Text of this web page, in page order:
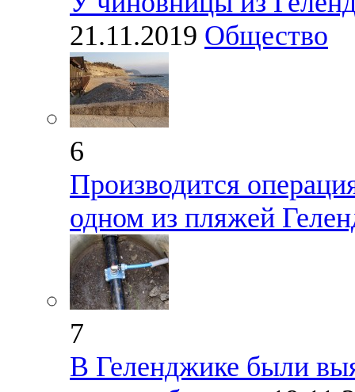
21.11.2019 Общество
6
Производится
одном из пляжей
7
В Геленджике были